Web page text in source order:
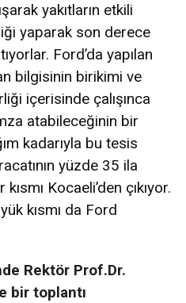
yakıtların etkili
yaparak son derece
Ford’da yapılan
bilgisinin birikimi ve
içerisinde çalışınca
atabileceğinin bir
kadarıyla bu tesis
yüzde 35 ila
Kocaeli’den çıkıyor.
kısmı da Ford
Rektör Prof.Dr.
bir toplantı